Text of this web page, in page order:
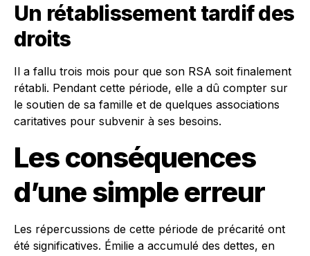
Un rétablissement tardif des
droits
Il a fallu trois mois pour que son RSA soit finalement
rétabli. Pendant cette période, elle a dû compter sur
le soutien de sa famille et de quelques associations
caritatives pour subvenir à ses besoins.
Les conséquences
d’une simple erreur
Les répercussions de cette période de précarité ont
été significatives. Émilie a accumulé des dettes, en